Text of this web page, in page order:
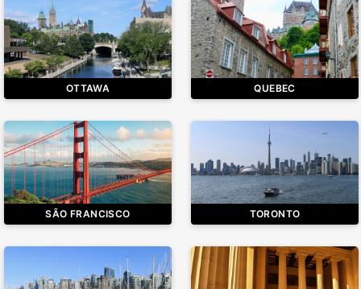
OTTAWA QUEBEC
SÃO FRANCISCO TORONTO